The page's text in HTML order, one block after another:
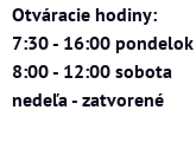
Otváracie hodiny:
7:30 - 16:00
8:00 - 12:00 sobota
nedeľa - zatvorené